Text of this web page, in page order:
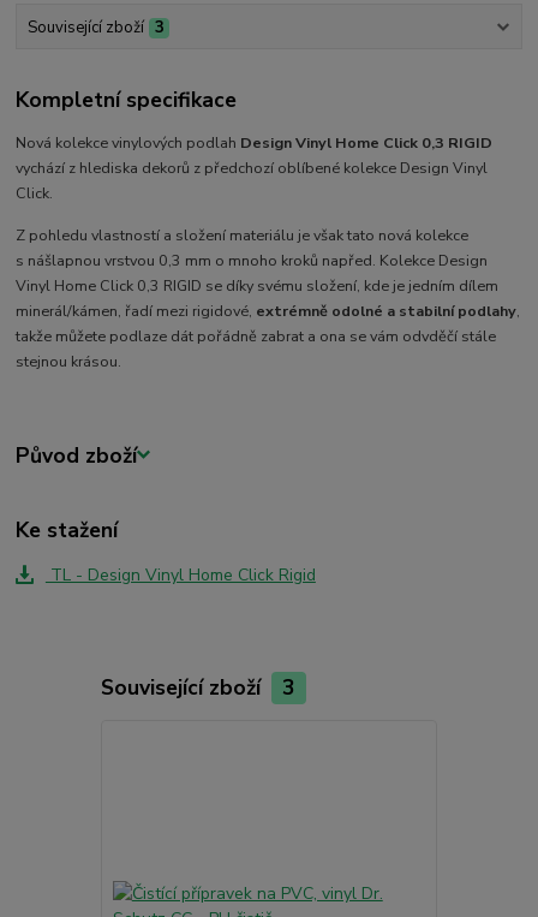
Související zboží 3
Kompletní specifikace
Nová kolekce vinylových podlah Design Vinyl Home Click 0,3 RIGID
vychází z hlediska dekorů z předchozí oblíbené kolekce Design Vinyl
Click.
Z pohledu vlastností a složení materiálu je však tato nová kolekce
s nášlapnou vrstvou 0,3 mm o mnoho kroků napřed. Kolekce Design
Vinyl Home Click 0,3 RIGID se díky svému složení, kde je jedním dílem
minerál/kámen, řadí mezi rigidové, extrémně odolné a stabilní podlahy,
takže můžete podlaze dát pořádně zabrat a ona se vám odvděčí stále
stejnou krásou.
Původ zboží
Ke stažení
TL - Design Vinyl Home Click Rigid
Související zboží 3